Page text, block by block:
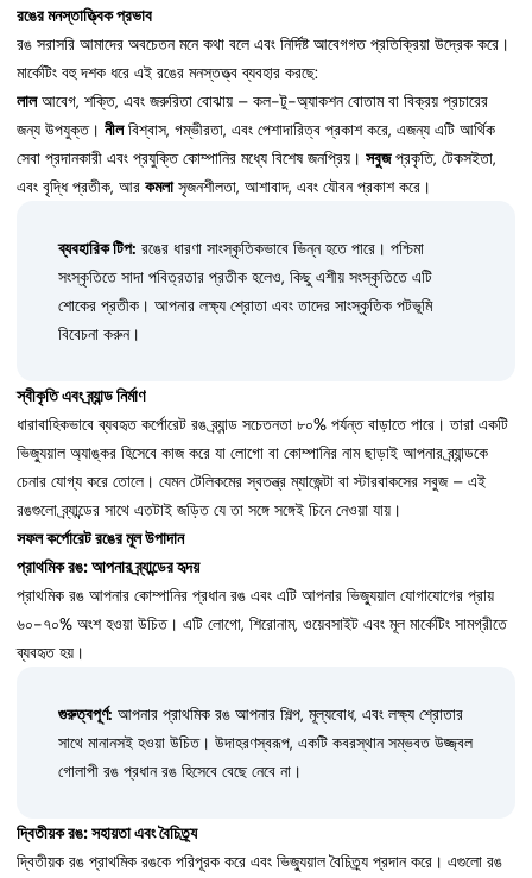
রঙের মনস্তাত্ত্বিক প্রভাব
রঙ সরাসরি আমাদের অবচেতন মনে কথা বলে এবং নির্দিষ্ট আবেগগত প্রতিক্রিয়া উদ্রেক করে।
মার্কেটিং বহু দশক ধরে এই রঙের মনস্তত্ত্ব ব্যবহার করছে:
লালআবেগ, শক্তি, এবং জরুরিতা বোঝায় – কল-টু-অ্যাকশন বোতাম বা বিক্রয় প্রচারের
জন্য উপযুক্ত। নীলবিশ্বাস, গম্ভীরতা, এবং পেশাদারিত্ব প্রকাশ করে, এজন্য এটি আর্থিক
সেবা প্রদানকারী এবং প্রযুক্তি কোম্পানির মধ্যে বিশেষ জনপ্রিয়। সবুজপ্রকৃতি, টেকসইতা,
এবং বৃদ্ধি প্রতীক, আর কমলাসৃজনশীলতা, আশাবাদ, এবং যৌবন প্রকাশ করে।
ব্যবহারিক টিপ: রঙের ধারণা সাংস্কৃতিকভাবে ভিন্ন হতে পারে। পশ্চিমা
সংস্কৃতিতে সাদা পবিত্রতার প্রতীক হলেও, কিছু এশীয় সংস্কৃতিতে এটি
শোকের প্রতীক। আপনার লক্ষ্য শ্রোতা এবং তাদের সাংস্কৃতিক পটভূমি
বিবেচনা করুন।
স্বীকৃতি এবং ব্র্যান্ড নির্মাণ
ধারাবাহিকভাবে ব্যবহৃত কর্পোরেট রঙ ব্র্যান্ড সচেতনতা ৮০% পর্যন্ত বাড়াতে পারে। তারা একটি
ভিজ্যুয়াল অ্যাঙ্কর হিসেবে কাজ করে যা লোগো বা কোম্পানির নাম ছাড়াই আপনার ব্র্যান্ডকে
চেনার যোগ্য করে তোলে। যেমন টেলিকমের স্বতন্ত্র ম্যাজেন্টা বা স্টারবাকসের সবুজ – এই
রঙগুলো ব্র্যান্ডের সাথে এতটাই জড়িত যে তা সঙ্গে সঙ্গেই চিনে নেওয়া যায়।
সফল কর্পোরেট রঙের মূল উপাদান
প্রাথমিক রঙ: আপনার ব্র্যান্ডের হৃদয়
প্রাথমিক রঙ আপনার কোম্পানির প্রধান রঙ এবং এটি আপনার ভিজ্যুয়াল যোগাযোগের প্রায়
৬০-৭০% অংশ হওয়া উচিত। এটি লোগো, শিরোনাম, ওয়েবসাইট এবং মূল মার্কেটিং সামগ্রীতে
ব্যবহৃত হয়।
গুরুত্বপূর্ণ: আপনার প্রাথমিক রঙ আপনার শিল্প, মূল্যবোধ, এবং লক্ষ্য শ্রোতার
সাথে মানানসই হওয়া উচিত। উদাহরণস্বরূপ, একটি কবরস্থান সম্ভবত উজ্জ্বল
গোলাপী রঙ প্রধান রঙ হিসেবে বেছে নেবে না।
দ্বিতীয়ক রঙ: সহায়তা এবং বৈচিত্র্য
দ্বিতীয়ক রঙ প্রাথমিক রঙকে পরিপূরক করে এবং ভিজ্যুয়াল বৈচিত্র্য প্রদান করে। এগুলো রঙ